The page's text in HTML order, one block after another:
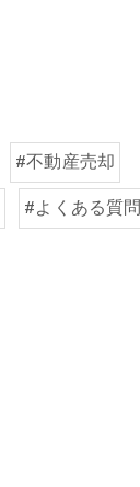
#不動産売却
#よくある質問